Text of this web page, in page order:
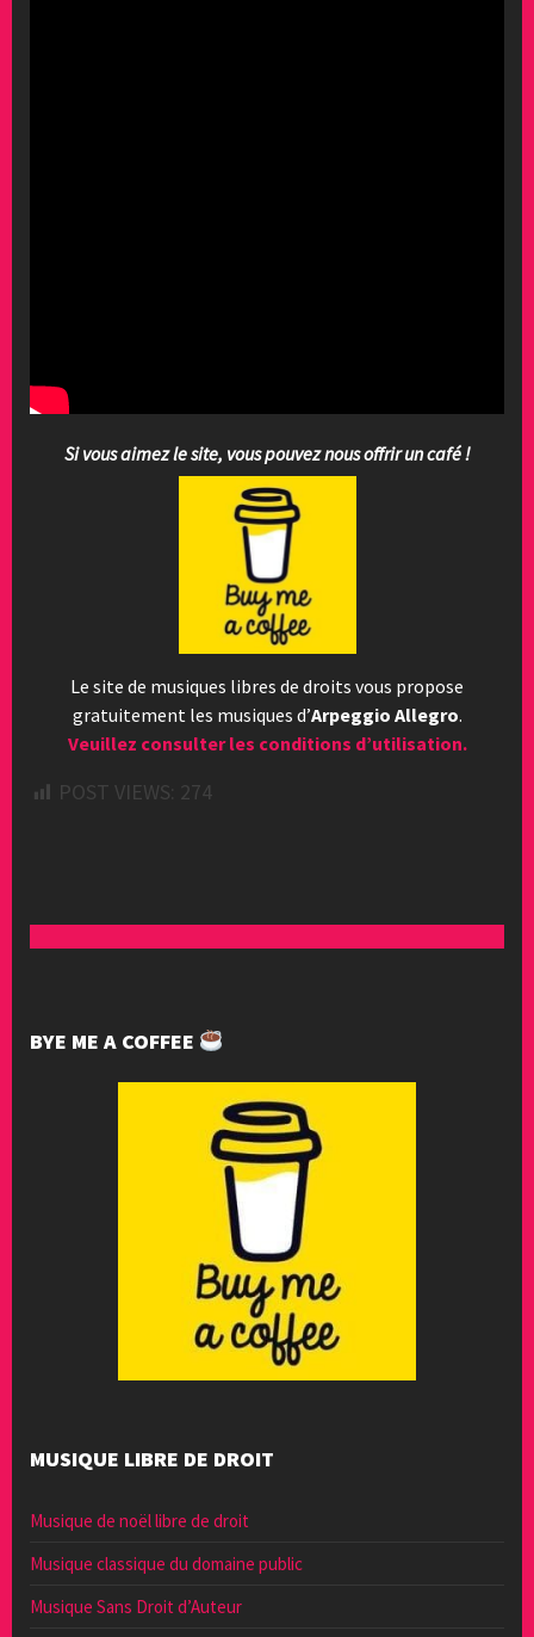
Si vous aimez le site, vous pouvez nous offrir un café !
Le site de musiques libres de droits vous propose
gratuitement les musiques d’Arpeggio Allegro.
Veuillez consulter les conditions d’utilisation.
POST VIEWS: 274
BYE ME A COFFEE
MUSIQUE LIBRE DE DROIT
Musique de noël libre de droit
Musique classique du domaine public
Musique Sans Droit d’Auteur